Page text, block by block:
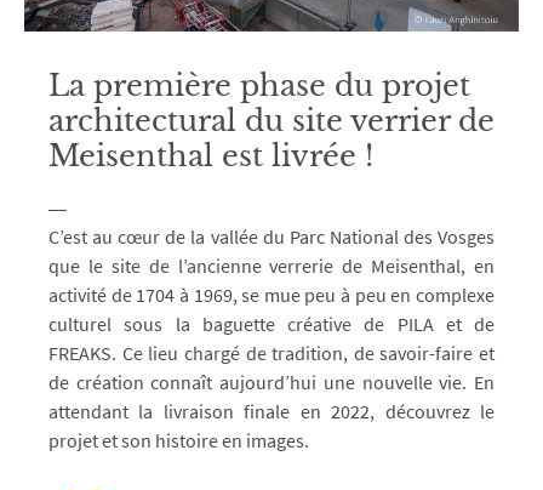
La première phase du projet
architectural du site verrier de
Meisenthal est livrée !
C’est au cœur de la vallée du Parc National des Vosges
que le site de l’ancienne verrerie de Meisenthal, en
activité de 1704 à 1969, se mue peu à peu en complexe
culturel sous la baguette créative de PILA et de
FREAKS. Ce lieu chargé de tradition, de savoir-faire et
de création connaît aujourd’hui une nouvelle vie. En
attendant la livraison finale en 2022, découvrez le
projet et son histoire en images.